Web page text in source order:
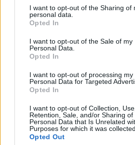
I want to opt-out of the Sharing of
personal data.
Opted In
I want to opt-out of the Sale of my
Personal Data.
Opted In
I want to opt-out of processing my
Personal Data for Targeted
Opted In
I want to opt-out of Collection, Use,
Retention, Sale, and/or Sharing of
Personal Data that Is Unrelated
Purposes for which it was collected.
Opted Out
kulturális kormányzást - írta az
államtitkárok személyét a
be. Tarr Zoltán egyértelművé tette,
többé nem zárt ajtók mögött fognak
Művészeti Akadémia (MMA)
jogszabályoknak megfelelően
döntéshozatal azonban nem...
KEDVES OLVASÓNK!